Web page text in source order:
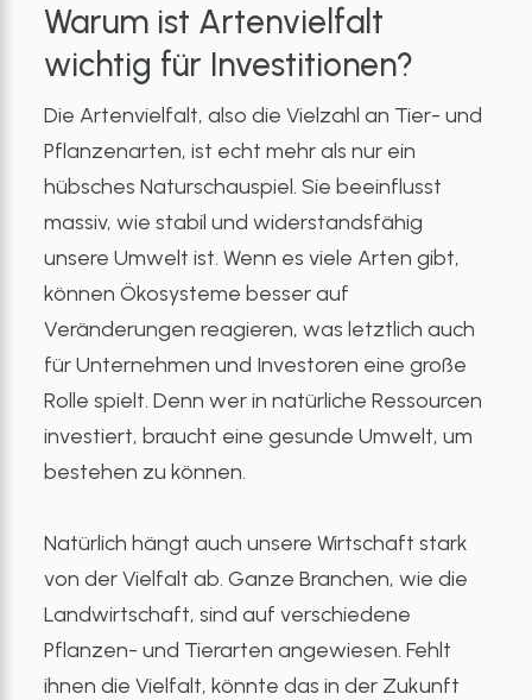
Warum ist Artenvielfalt
wichtig für Investitionen?
Die Artenvielfalt, also die Vielzahl an Tier- und
Pflanzenarten, ist echt mehr als nur ein
hübsches Naturschauspiel. Sie beeinflusst
massiv, wie stabil und widerstandsfähig
unsere Umwelt ist. Wenn es viele Arten gibt,
können Ökosysteme besser auf
Veränderungen reagieren, was letztlich auch
für Unternehmen und Investoren eine große
Rolle spielt. Denn wer in natürliche Ressourcen
investiert, braucht eine gesunde Umwelt, um
bestehen zu können.
Natürlich hängt auch unsere Wirtschaft stark
von der Vielfalt ab. Ganze Branchen, wie die
Landwirtschaft, sind auf verschiedene
Pflanzen- und Tierarten angewiesen. Fehlt
ihnen die Vielfalt, könnte das in der Zukunft